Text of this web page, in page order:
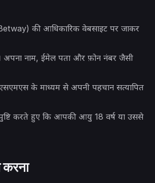
की आधिकारिक वेबसाइट पर जाकर
नाम, ईमेल पता और फ़ोन नंबर जैसी
के माध्यम से अपनी पहचान सत्यापित
करते हुए कि आपकी आयु 18 वर्ष या उससे
करना